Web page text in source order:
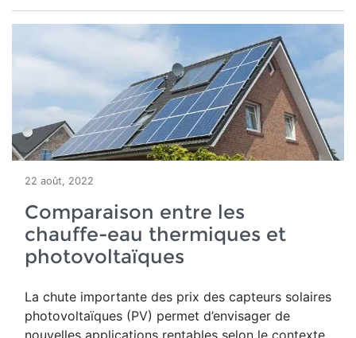
22 août, 2022
Comparaison entre les
chauffe-eau thermiques et
photovoltaïques
La chute importante des prix des capteurs solaires
photovoltaïques (PV) permet d’envisager de
nouvelles applications rentables selon le contexte